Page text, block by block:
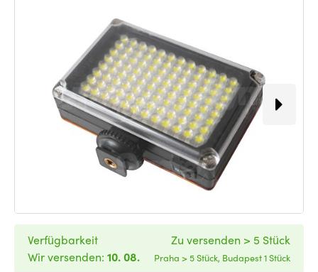
Verfügbarkeit
Wir versenden: 10. 08.
Zu versenden > 5 Stück
Praha > 5 Stück, Budapest 1 Stück